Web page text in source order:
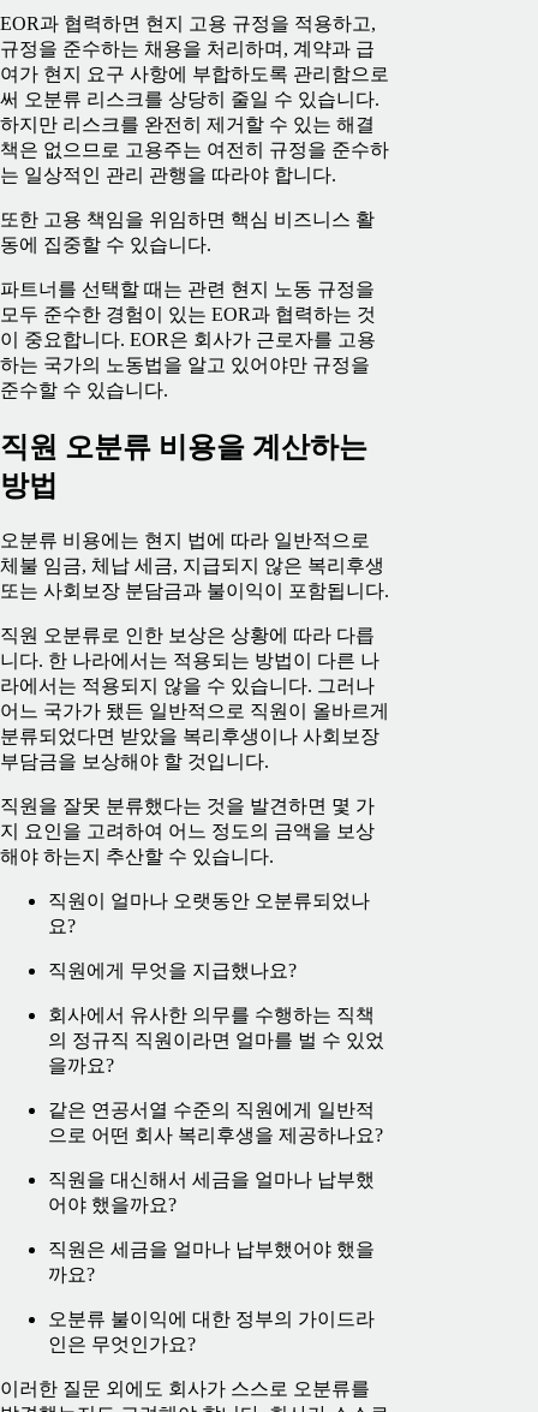
EOR과 협력하면 현지 고용 규정을 적용하고,
규정을 준수하는 채용을 처리하며, 계약과 급
여가 현지 요구 사항에 부합하도록 관리함으로
써 오분류 리스크를 상당히 줄일 수 있습니다.
하지만 리스크를 완전히 제거할 수 있는 해결
책은 없으므로 고용주는 여전히 규정을 준수하
는 일상적인 관리 관행을 따라야 합니다.
또한 고용 책임을 위임하면 핵심 비즈니스 활
동에 집중할 수 있습니다.
파트너를 선택할 때는 관련 현지 노동 규정을
모두 준수한 경험이 있는 EOR과 협력하는 것
이 중요합니다. EOR은 회사가 근로자를 고용
하는 국가의 노동법을 알고 있어야만 규정을
준수할 수 있습니다.
직원 오분류 비용을 계산하는
방법
오분류 비용에는 현지 법에 따라 일반적으로
체불 임금, 체납 세금, 지급되지 않은 복리후생
또는 사회보장 분담금과 불이익이 포함됩니다.
직원 오분류로 인한 보상은 상황에 따라 다릅
니다. 한 나라에서는 적용되는 방법이 다른 나
라에서는 적용되지 않을 수 있습니다. 그러나
어느 국가가 됐든 일반적으로 직원이 올바르게
분류되었다면 받았을 복리후생이나 사회보장
부담금을 보상해야 할 것입니다.
직원을 잘못 분류했다는 것을 발견하면 몇 가
지 요인을 고려하여 어느 정도의 금액을 보상
해야 하는지 추산할 수 있습니다.
직원이 얼마나 오랫동안 오분류되었나
요?
직원에게 무엇을 지급했나요?
회사에서 유사한 의무를 수행하는 직책
의 정규직 직원이라면 얼마를 벌 수 있었
을까요?
같은 연공서열 수준의 직원에게 일반적
으로 어떤 회사 복리후생을 제공하나요?
직원을 대신해서 세금을 얼마나 납부했
어야 했을까요?
직원은 세금을 얼마나 납부했어야 했을
까요?
오분류 불이익에 대한 정부의 가이드라
인은 무엇인가요?
이러한 질문 외에도 회사가 스스로 오분류를